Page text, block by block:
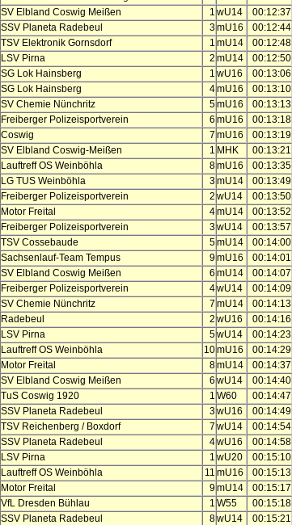
SV Elbland Coswig Meißen 1 wU14
00:12:37
SSV Planeta Radebeul 3mU16
00:12:44
TSV Elektronik Gornsdorf 1 mU14
00:12:48
LSV Pirna 2 mU14
00:12:50
SG Lok Hainsberg 1 wU16
00:13:06
SG Lok Hainsberg 4mU16
00:13:10
SV Chemie Nünchritz 5mU16
00:13:13
Freiberger Polizeisportverein 6 mU16
00:13:18
Coswig 7 mU16
00:13:19
SV Elbland Coswig-Meißen 1 MHK
00:13:21
Lauftreff OS Weinböhla 8mU16
00:13:35
LG TUS Weinböhla 3mU14
00:13:49
Freiberger Polizeisportverein 2 wU14
00:13:50
Motor Freital 4mU14
00:13:52
Freiberger Polizeisportverein 3wU14
00:13:57
TSV Cossebaude 5mU14
00:14:00
Sachsenlauf-Team Tempus 9mU16
00:14:01
SV Elbland Coswig Meißen 6 mU14
00:14:07
Freiberger Polizeisportverein 4wU14
00:14:09
SV Chemie Nünchritz 7 mU14
00:14:13
Radebeul 2 wU16
00:14:16
LSV Pirna 5wU14
00:14:23
Lauftreff OS Weinböhla 10mU16
00:14:29
Motor Freital 8mU14
00:14:37
SV Elbland Coswig Meißen 6 wU14
00:14:40
TuS Coswig 1920 1 W60
00:14:47
SSV Planeta Radebeul 3wU16
00:14:49
TSV Reichenberg / Boxdorf 7 wU14
00:14:54
SSV Planeta Radebeul 4wU16
00:14:58
LSV Pirna 1 wU20
00:15:10
Lauftreff OS Weinböhla 11 mU16
00:15:13
Motor Freital 9mU14
00:15:17
VfL Dresden Bühlau 1 W55
00:15:18
SSV Planeta Radebeul 8wU14
00:15:21